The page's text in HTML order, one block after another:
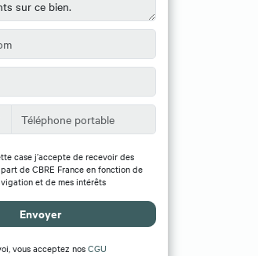
case j’accepte de recevoir des
de CBRE France en fonction de
et de mes intérêts
Envoyer
vous acceptez nosCGU